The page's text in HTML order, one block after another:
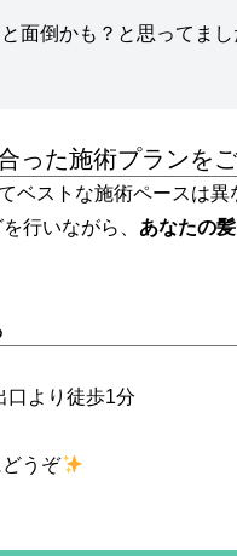
面倒かも？と思ってま
った施術プランを
ベストな施術ペースは異
行いながら、 あなたの
口より徒歩1分
うぞ